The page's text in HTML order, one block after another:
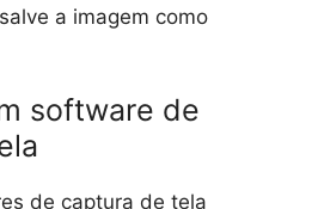
a imagem como
software de
de captura de tela